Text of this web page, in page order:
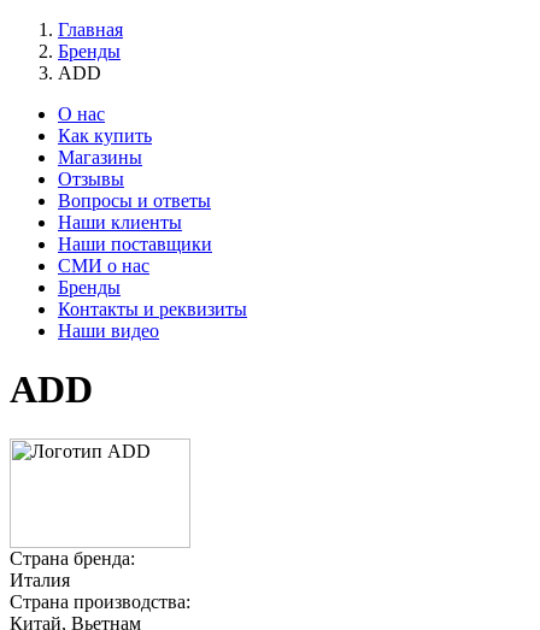
Главная
Бренды
ADD
О нас
Как купить
Магазины
Отзывы
Вопросы и ответы
Наши клиенты
Наши поставщики
СМИ о нас
Бренды
Контакты и реквизиты
Наши видео
ADD
Страна бренда:
Италия
Страна производства:
Китай, Вьетнам